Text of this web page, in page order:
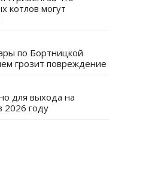
котлов могут
по Бортницкой
грозит повреждение
для выхода на
2026 году